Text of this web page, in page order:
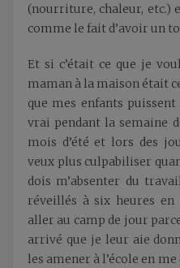
(nourriture, chaleur, etc.)
comme le fait d’avoir un
Et si c’était ce que je
maman à la maison était
que mes enfants
vrai pendant la semaine
mois d’été et lors des
veux plus culpabiliser
dois m’absenter du
réveillés à six heures
aller au camp de jour
arrivé que je leur aie
les amener à l’école en